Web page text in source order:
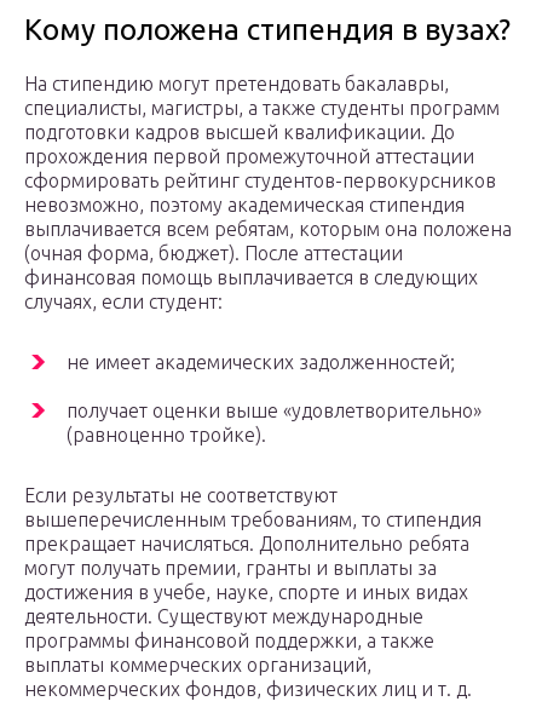
Кому положена стипендия в вузах?
На стипендию могут претендовать бакалавры,
специалисты, магистры, а также студенты программ
подготовки кадров высшей квалификации. До
прохождения первой промежуточной аттестации
сформировать рейтинг студентов-первокурсников
невозможно, поэтому академическая стипендия
выплачивается всем ребятам, которым она положена
(очная форма, бюджет). После аттестации
финансовая помощь выплачивается в следующих
случаях, если студент:
не имеет академических задолженностей;
получает оценки выше «удовлетворительно»
(равноценно тройке).
Если результаты не соответствуют
вышеперечисленным требованиям, то стипендия
прекращает начисляться. Дополнительно ребята
могут получать премии, гранты и выплаты за
достижения в учебе, науке, спорте и иных видах
деятельности. Существуют международные
программы финансовой поддержки, а также
выплаты коммерческих организаций,
некоммерческих фондов, физических лиц и т. д.